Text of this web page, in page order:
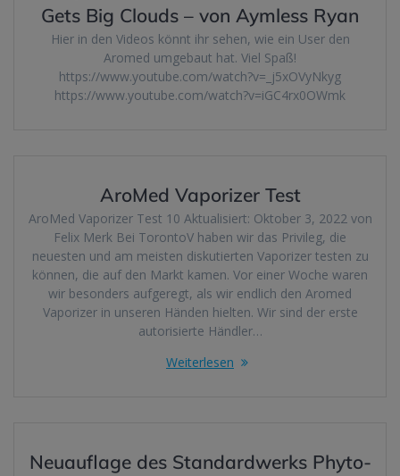
Gets Big Clouds – von Aymless Ryan
Hier in den Videos könnt ihr sehen, wie ein User den
Aromed umgebaut hat. Viel Spaß!
https://www.youtube.com/watch?v=_j5xOVyNkyg
https://www.youtube.com/watch?v=iGC4rx0OWmk
AroMed Vaporizer Test
AroMed Vaporizer Test 10 Aktualisiert: Oktober 3, 2022 von
Felix Merk Bei TorontoV haben wir das Privileg, die
neuesten und am meisten diskutierten Vaporizer testen zu
können, die auf den Markt kamen. Vor einer Woche waren
wir besonders aufgeregt, als wir endlich den Aromed
Vaporizer in unseren Händen hielten. Wir sind der erste
autorisierte Händler…
Weiterlesen
Neuauflage des Standardwerks Phyto-